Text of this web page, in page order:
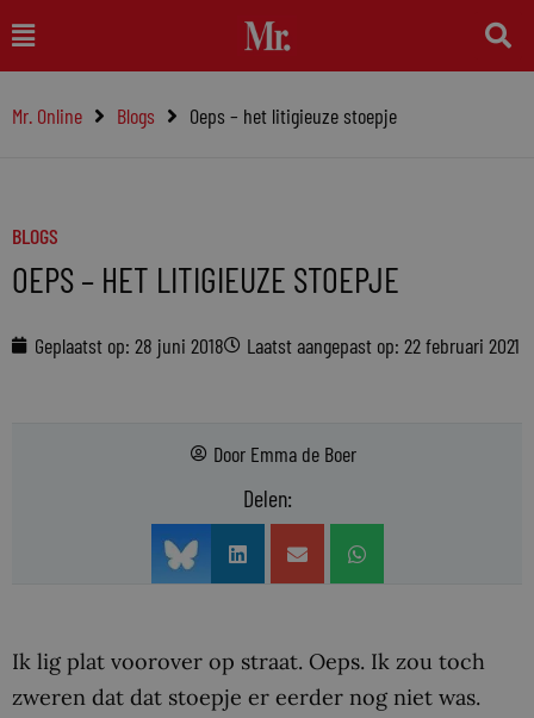
naar
inhoud
Main
Menu
Mr. Online Blogs Oeps – het litigieuze stoepje
BLOGS
OEPS – HET LITIGIEUZE STOEPJE
Geplaatst op: 28 juni 2018 Laatst aangepast op: 22 februari 2021
Door Emma de Boer
Delen:
Ik lig plat voorover op straat. Oeps. Ik zou toch
zweren dat dat stoepje er eerder nog niet was.